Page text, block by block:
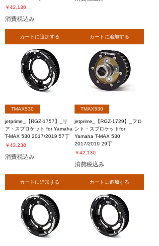
価格
￥42,130
消費税込み
カートに追加する カートに追加する
TMAX530
jetprime_【RGZ-1757】_リ
ア・スプロケット for Yamaha
T-MAX 530 2017/2019 57丁
価格
￥43,230
消費税込み
カートに追加する
TMAX530
jetprime_【RGZ-1729】_フロ
ント・スプロケットfor
Yamaha T-MAX 530
2017/2019 29丁
価格
￥42,130
消費税込み
カートに追加する